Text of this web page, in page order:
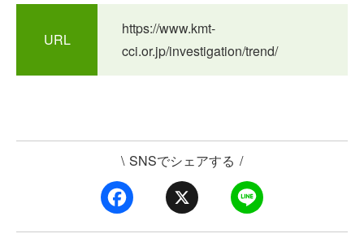
URL
https://www.kmt-
cci.or.jp/investigation/trend/
\ SNSでシェアする /